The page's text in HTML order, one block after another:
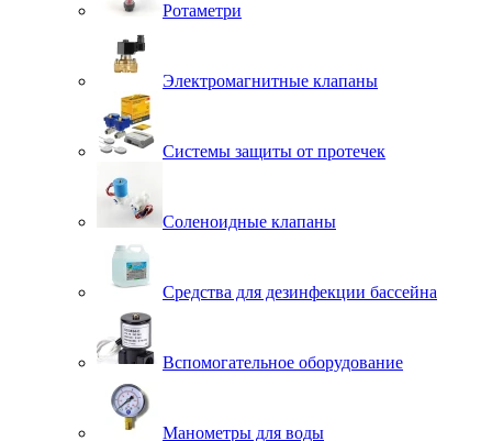
Ротаметри
Электромагнитные клапаны
Системы защиты от протечек
Соленоидные клапаны
Средства для дезинфекции бассейна
Вспомогательное оборудование
Манометры для воды